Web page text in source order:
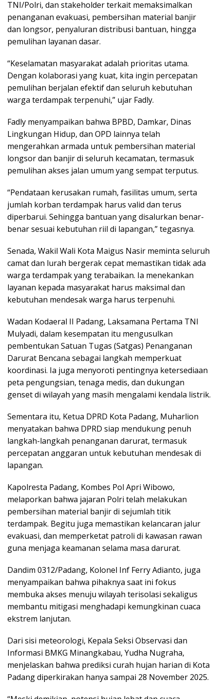
TNI/Polri, dan stakeholder terkait memaksimalkan
penanganan evakuasi, pembersihan material banjir
dan longsor, penyaluran distribusi bantuan, hingga
pemulihan layanan dasar.
“Keselamatan masyarakat adalah prioritas utama.
Dengan kolaborasi yang kuat, kita ingin percepatan
pemulihan berjalan efektif dan seluruh kebutuhan
warga terdampak terpenuhi,” ujar Fadly.
Fadly menyampaikan bahwa BPBD, Damkar, Dinas
Lingkungan Hidup, dan OPD lainnya telah
mengerahkan armada untuk pembersihan material
longsor dan banjir di seluruh kecamatan, termasuk
pemulihan akses jalan umum yang sempat terputus.
“Pendataan kerusakan rumah, fasilitas umum, serta
jumlah korban terdampak harus valid dan terus
diperbarui. Sehingga bantuan yang disalurkan benar-
benar sesuai kebutuhan riil di lapangan,” tegasnya.
Senada, Wakil Wali Kota Maigus Nasir meminta seluruh
camat dan lurah bergerak cepat memastikan tidak ada
warga terdampak yang terabaikan. Ia menekankan
layanan kepada masyarakat harus maksimal dan
kebutuhan mendesak warga harus terpenuhi.
Wadan Kodaeral II Padang, Laksamana Pertama TNI
Mulyadi, dalam kesempatan itu mengusulkan
pembentukan Satuan Tugas (Satgas) Penanganan
Darurat Bencana sebagai langkah memperkuat
koordinasi. Ia juga menyoroti pentingnya ketersediaan
peta pengungsian, tenaga medis, dan dukungan
genset di wilayah yang masih mengalami kendala listrik.
Sementara itu, Ketua DPRD Kota Padang, Muharlion
menyatakan bahwa DPRD siap mendukung penuh
langkah-langkah penanganan darurat, termasuk
percepatan anggaran untuk kebutuhan mendesak di
lapangan.
Kapolresta Padang, Kombes Pol Apri Wibowo,
melaporkan bahwa jajaran Polri telah melakukan
pembersihan material banjir di sejumlah titik
terdampak. Begitu juga memastikan kelancaran jalur
evakuasi, dan memperketat patroli di kawasan rawan
guna menjaga keamanan selama masa darurat.
Dandim 0312/Padang, Kolonel Inf Ferry Adianto, juga
menyampaikan bahwa pihaknya saat ini fokus
membuka akses menuju wilayah terisolasi sekaligus
membantu mitigasi menghadapi kemungkinan cuaca
ekstrem lanjutan.
Dari sisi meteorologi, Kepala Seksi Observasi dan
Informasi BMKG Minangkabau, Yudha Nugraha,
menjelaskan bahwa prediksi curah hujan harian di Kota
Padang diperkirakan hanya sampai 28 November 2025.